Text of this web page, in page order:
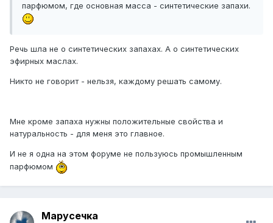
парфюмом, где основная масса - синтетические запахи.
Речь шла не о синтетических запахах. А о синтетических
эфирных маслах.
Никто не говорит - нельзя, каждому решать самому.
Мне кроме запаха нужны положительные свойства и
натуральность - для меня это главное.
И не я одна на этом форуме не пользуюсь промышленным
парфюмом
Марусечка